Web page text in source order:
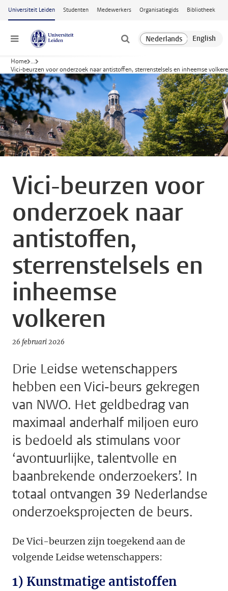
Ga naar hoofdinhoud
Universiteit Leiden Studenten Medewerkers Organisatiegids Bibliotheek
Menu
Home ...
Vici-beurzen voor onderzoek naar antistoffen, sterrenstelsels en inheemse
Vici-beurzen voor
onderzoek naar
antistoffen,
sterrenstelsels en
inheemse
volkeren
26 februari 2026
Drie Leidse wetenschappers
hebben een Vici-beurs gekregen
van NWO. Het geldbedrag van
maximaal anderhalf miljoen euro
is bedoeld als stimulans voor
‘avontuurlijke, talentvolle en
baanbrekende onderzoekers’. In
totaal ontvangen 39 Nederlandse
onderzoeksprojecten de beurs.
De Vici-beurzen zijn toegekend aan de
volgende Leidse wetenschappers:
1) Kunstmatige antistoffen